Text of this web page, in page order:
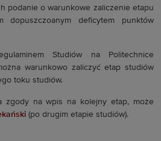
podanie o warunkowe zaliczenie etapu
dopuszczoanym deficytem punktów
Studiów na Politechnice
warunkowo zaliczyć etap studiów
toku studiów.
zgody na wpis na kolejny etap, może
(po drugim etapie studiów).